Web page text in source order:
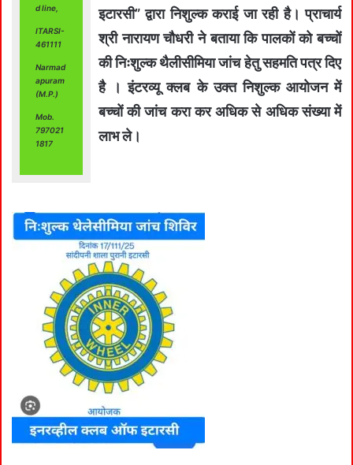
d line,
ITARSI-
461111
Narmad
apuram
(M.P.)
Mob.
797021
1817
इटारसी” द्वारा निशुल्क कराई जा रही है। प्राचार्य
श्री नारायण चौधरी ने बताया कि पालकों को बच्चों
की निःशुल्क थैलीसीमिया जांच हेतु सहमति पत्र दिए
है । इंटरव्यू क्लब के उक्त निशुल्क आयोजन में
बच्चों की जांच करा कर अधिक से अधिक संख्या में
लाभ ले।